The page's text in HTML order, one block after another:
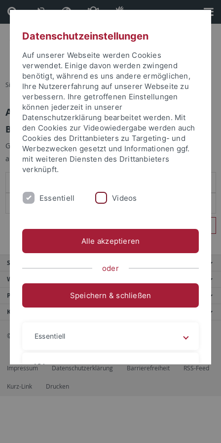
Direkt
zum
Inhalt
Direkt
zur
Fußleiste
Sie sind hier: Startseite
Anmelden
Benutzeranmeldung
Geben Sie Ihren Benutzernamen und Ihr Passwort an um sich
anzumelden:
Service
Weitere Angebote
Portale
Kontaktinfo
© 2026 Eberhard Karls Universität Tübingen, Tübingen
Impressum Datenschutzerklärung Barrierefreiheit RSS-Feed
Kurz-Link Drucken
Datenschutzeinstellungen
Auf unserer Webseite werden Cookies
verwendet. Einige davon werden zwingend
benötigt, während es uns andere ermöglichen,
Ihre Nutzererfahrung auf unserer Webseite zu
verbessern. Ihre getroffenen Einstellungen
können jederzeit in unserer
Datenschutzerklärung bearbeitet werden. Mit
den Cookies zur Videowiedergabe werden auch
Cookies des Drittanbieters zu Targeting- und
Werbezwecken gesetzt und Informationen ggf.
mit weiteren Diensten des Drittanbieters
verknüpft.
Essentiell Videos
Alle akzeptieren
oder
Speichern & schließen
Essentiell
Videos